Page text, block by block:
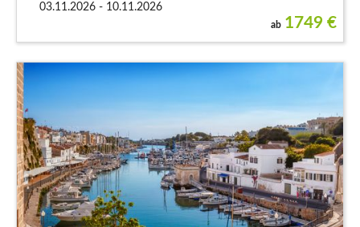
03.11.2026 - 10.11.2026
ab 1749 €